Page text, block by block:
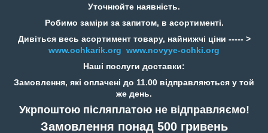
Уточнюйте наявність.
Робимо заміри за запитом, в асортименті.
Дивіться весь асортимент товару, найнижчі ціни ----- >
www.ochkarik.org www.novyye-ochki.org
Наші послуги доставки:
Замовлення, які оплачені до 11.00 відправляються у той
же день.
Укрпоштою післяплатою не відправляємо!
Замовлення понад 500 гривень